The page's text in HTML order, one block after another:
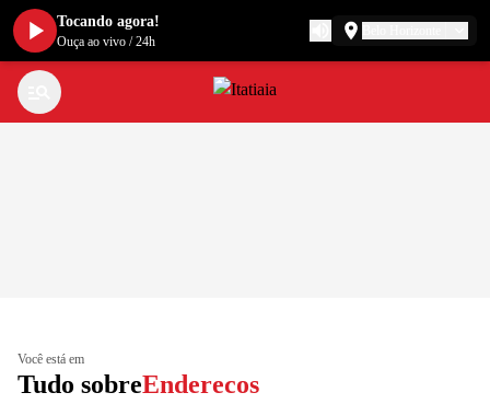
Você está em
Tudo sobreEnderecos
Tocando agora!
Ouça ao vivo /24h